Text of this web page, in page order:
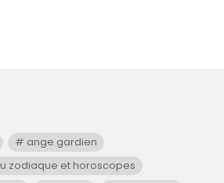
ange gardien
zodiaque et horoscopes